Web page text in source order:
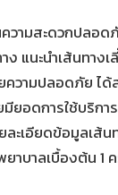
ามสะดวกปลอด
แนะนำเส้นทาง
ามปลอดภัย ได้
ยอดการใช้บริก
ละเอียดข้อมูลเ
าบาลเบื้องต้น